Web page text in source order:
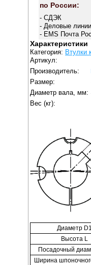
по России:
- СДЭК
- Деловые линии
- EMS Почта
Характеристики
Категория: Втулки
Артикул:
Производитель:
Размер:
Диаметр вала, мм:
Вес (кг):
Диаметр D1
Высота L
Посадочный
Ширина